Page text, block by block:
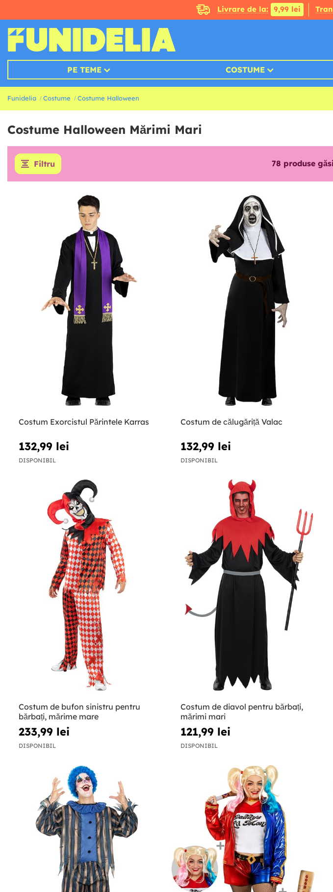
Livrare de la: 9,99 lei
PE TEME COSTUME
Funidelia Costume Costume Halloween
Costume Halloween Mărimi Mari
Filtru 78 produse
Costum Exorcistul Părintele Karras
132,99 lei
DISPONIBIL
Costum de călugăriță Valac
132,99 lei
DISPONIBIL
Costum de bufon sinistru pentru
bărbați, mărime mare
233,99 lei
DISPONIBIL
Costum de diavol pentru bărbați,
mărimi mari
121,99 lei
DISPONIBIL